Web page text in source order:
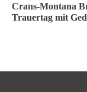
Crans-Montana
Trauertag mit